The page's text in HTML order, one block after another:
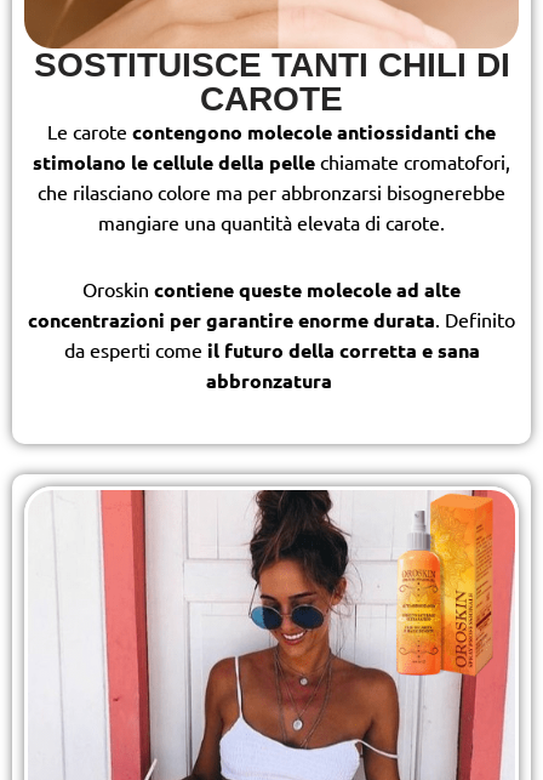
SOSTITUISCE TANTI CHILI DI
CAROTE
Le carote contengono molecole antiossidanti che
stimolano le cellule della pelle chiamate cromatofori,
che rilasciano colore ma per abbronzarsi bisognerebbe
mangiare una quantità elevata di carote.
Oroskin contiene queste molecole ad alte
concentrazioni per garantire enorme durata. Definito
da esperti come il futuro della corretta e sana
abbronzatura